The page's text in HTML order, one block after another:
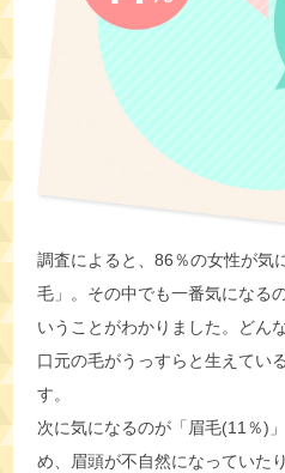
調査によると、86％の女性が気
毛」。その中でも一番気になる
いうことがわかりました。どん
口元の毛がうっすらと生えてい
す。
次に気になるのが「眉毛(11％)
め、眉頭が不自然になっていた